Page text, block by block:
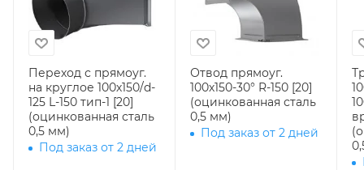
Переход с прямоуг.
на круглое 100х150/d-
125 L-150 тип-1 [20]
(оцинкованная сталь
0,5 мм)
Под заказ от 2 дней
Отвод прямоуг.
100х150-30° R-150 [20]
(оцинкованная сталь
0,5 мм)
Под заказ от 2 дней